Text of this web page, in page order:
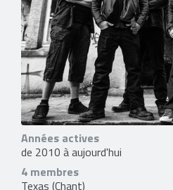
Années actives
de 2010 à aujourd'hui
4 membres
Texas (Chant)